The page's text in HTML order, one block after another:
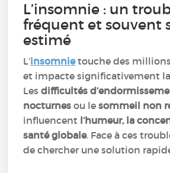
L’insomnie : un
fréquent et souvent
estimé
L’insomnietouche des
et impacte significativement
Lesdifficultés
nocturnes ou lesommeil non
influencent l’humeur, la
santé globale. Face à ces
de chercher une solution